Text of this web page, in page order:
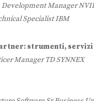
Manager
Specialist IBM
strumenti,
Manager TD SYNNEX